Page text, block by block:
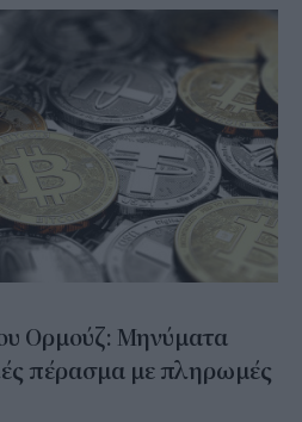
Ορμούζ: Μηνύματα
πέρασμα με πληρωμές